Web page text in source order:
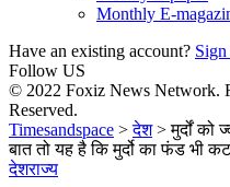
Monthly E-
Have an existing account?
Follow US
© 2022 Foxiz News Network.
Reserved.
Timesandspace >देश>मुर्दों
बात तो यह है कि मुर्दो का फंड भी
देशराज्य